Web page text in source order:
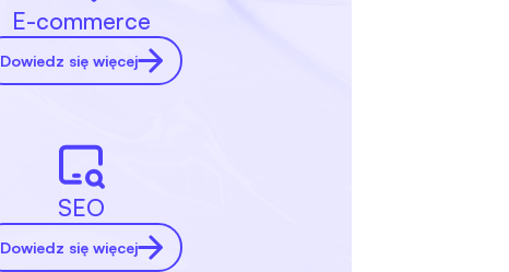
E-commerce
Dowiedz się więcej
SEO
Dowiedz się więcej